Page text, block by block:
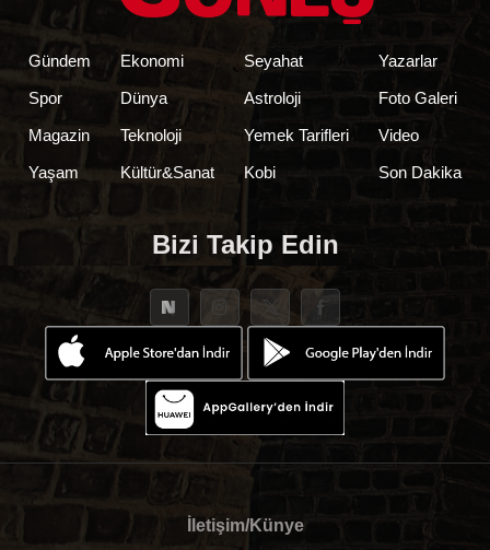
Gündem
Spor
Magazin
Yaşam
Ekonomi
Dünya
Teknoloji
Kültür&Sanat
Seyahat
Astroloji
Yemek Tarifleri
Kobi
Yazarlar
Foto Galeri
Video
Son Dakika
Bizi Takip Edin
İletişim/Künye